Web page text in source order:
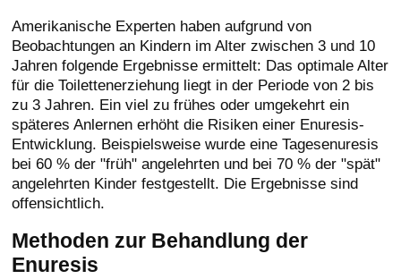
Amerikanische Experten haben aufgrund von
Beobachtungen an Kindern im Alter zwischen 3 und 10
Jahren folgende Ergebnisse ermittelt: Das optimale Alter
für die Toilettenerziehung liegt in der Periode von 2 bis
zu 3 Jahren. Ein viel zu frühes oder umgekehrt ein
späteres Anlernen erhöht die Risiken einer Enuresis-
Entwicklung. Beispielsweise wurde eine Tagesenuresis
bei 60 % der "früh" angelehrten und bei 70 % der "spät"
angelehrten Kinder festgestellt. Die Ergebnisse sind
offensichtlich.
Methoden zur Behandlung der
Enuresis